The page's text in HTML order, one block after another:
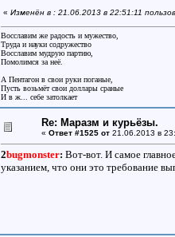
« Изменён в : 21.06.2013 в 22:51:11
Восславим же радость и мужество,
Труда и науки содружество
Восславим мудрую партию,
Помолимся за неё.
А Пентагон в свои руки поганые,
Пусть возьмёт свои доллары сраные
И в ж... себе затолкает
Re: Маразм и курьёзы.
« Ответ #1525 от21.06.2013 в
2bugmonster: Вот-вот. И самое
указанием, что они это требование